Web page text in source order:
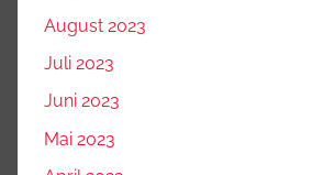
August 2023
Juli 2023
Juni 2023
Mai 2023